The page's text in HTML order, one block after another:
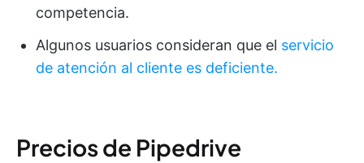
competencia.
Algunos usuarios consideran que el servicio
de atención al cliente es deficiente.
Precios de Pipedrive